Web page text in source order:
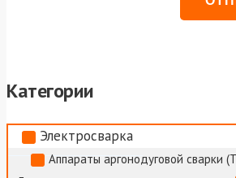
Категории
Электросварка
Аппараты аргонодуговой сварки